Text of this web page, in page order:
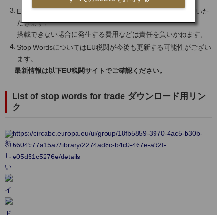
EU当局からの許可を確認できた後、ご予約便で輸送させていた
だきます。
搭載できない場合に発生する費用などは責任を負いかねます。
Stop WordsについてはEU税関が今後も更新する可能性がござい
ます。
最新情報は以下EU税関サイトでご確認ください。
List of stop words for trade ダウンロード用リン
ク
https://circabc.europa.eu/ui/group/18fb5859-3970-4ac5-b30b-
6604977a15a7/library/2274ad8c-b4c0-467e-a92f-
e05d51c5276e/details